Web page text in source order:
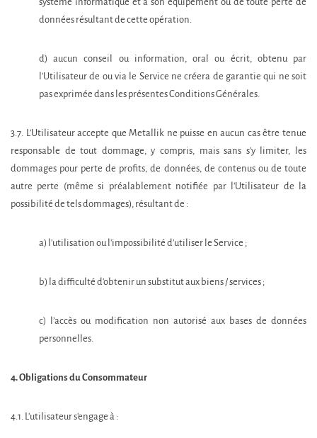
système informatique et à son équipement ou de toute perte de
données résultant de cette opération.
d) aucun conseil ou information, oral ou écrit, obtenu par
l'Utilisateur de ou via le Service ne créera de garantie qui ne soit
pas exprimée dans les présentes Conditions Générales.
3.7. L'Utilisateur accepte que Metallik ne puisse en aucun cas être tenue
responsable de tout dommage, y compris, mais sans s'y limiter, les
dommages pour perte de profits, de données, de contenus ou de toute
autre perte (même si préalablement notifiée par l'Utilisateur de la
possibilité de tels dommages), résultant de :
a) l'utilisation ou l'impossibilité d'utiliser le Service ;
b) la difficulté d'obtenir un substitut aux biens / services ;
c) l’accès ou modification non autorisé aux bases de données
personnelles.
4. Obligations du Consommateur
4.1. L'utilisateur s'engage à :